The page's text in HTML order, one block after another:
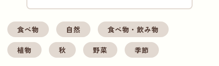
食べ物 自然 食べ物・飲み物
植物 秋 野菜 季節